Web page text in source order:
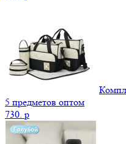
5 предметов оптом
730. p